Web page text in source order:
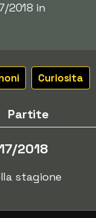
2018 in
Curiosita
Partite
2018
stagione